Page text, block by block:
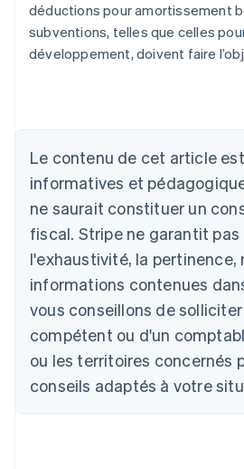
déductions pour amortissement
subventions, telles que celles
développement, doivent faire
Le contenu de cet article
informatives et
ne saurait constituer un
fiscal. Stripe ne garantit
l'exhaustivité, la pertinence,
informations contenues
vous conseillons de
compétent ou d'un
ou les territoires concernés
conseils adaptés à votre
Allemagne
Deutsch
Australie
English
Autriche
Belgique
NederlandsFrançaisDeutschEnglish
Brésil
PortuguêsEnglish
Bulgarie
English
English Français
Chine continentale